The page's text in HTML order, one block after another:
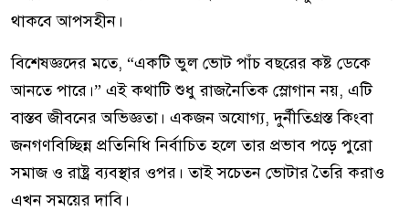
থাকবে আপসহীন।
বিশেষজ্ঞদের মতে, “একটি ভুল ভোট পাঁচ বছরের কষ্ট ডেকে
আনতে পারে।” এই কথাটি শুধু রাজনৈতিক স্লোগান নয়, এটি
বাস্তব জীবনের অভিজ্ঞতা। একজন অযোগ্য, দুর্নীতিগ্রস্ত কিংবা
জনগণবিচ্ছিন্ন প্রতিনিধি নির্বাচিত হলে তার প্রভাব পড়ে পুরো
সমাজ ও রাষ্ট্র ব্যবস্থার ওপর। তাই সচেতন ভোটার তৈরি করাও
এখন সময়ের দাবি।